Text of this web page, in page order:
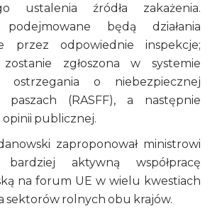
ustalenia źródła zakażenia.
podejmowane będą działania
przez odpowiednie inspekcje;
zgłoszona w systemie
ostrzegania o niebezpiecznej
paszach (RASFF), a następnie
publicznej.
zaproponował ministrowi
bardziej aktywną współpracę
na forum UE w wielu kwestiach
sektorów rolnych obu krajów.